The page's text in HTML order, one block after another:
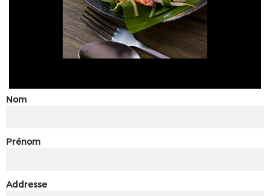
Nom
Prénom
Addresse